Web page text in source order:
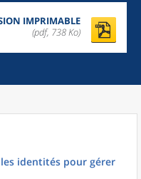
IMPRIMABLE
(pdf, 738 Ko)
identités pour gérer